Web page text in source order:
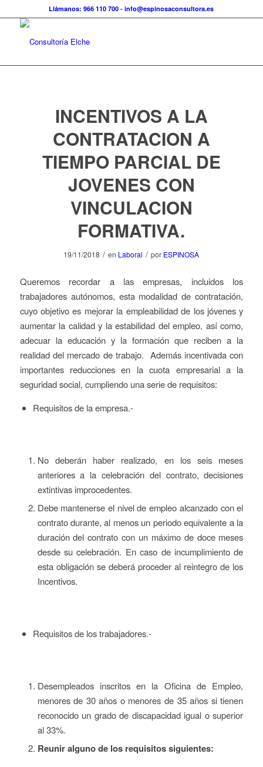
Llámanos: 966 110 700 -info@espinosaconsultora.es
INCENTIVOS A LA
CONTRATACION A
TIEMPO PARCIAL DE
JOVENES CON
VINCULACION
FORMATIVA.
19/11/2018 / en Laboral / por ESPINOSA
Queremos recordar a las empresas, incluidos los
trabajadores autónomos, esta modalidad de contratación,
cuyo objetivo es mejorar la empleabilidad de los jóvenes y
aumentar la calidad y la estabilidad del empleo, así como,
adecuar la educación y la formación que reciben a la
realidad del mercado de trabajo. Además incentivada con
importantes reducciones en la cuota empresarial a la
seguridad social, cumpliendo una serie de requisitos:
Requisitos de la empresa.-
No deberán haber realizado, en los seis meses
anteriores a la celebración del contrato, decisiones
extintivas improcedentes.
Debe mantenerse el nivel de empleo alcanzado con el
contrato durante, al menos un periodo equivalente a la
duración del contrato con un máximo de doce meses
desde su celebración. En caso de incumplimiento de
esta obligación se deberá proceder al reintegro de los
Incentivos.
Requisitos de los trabajadores.-
Desempleados inscritos en la Oficina de Empleo,
menores de 30 años o menores de 35 años si tienen
reconocido un grado de discapacidad igual o superior
al 33%.
Reunir alguno de los requisitos siguientes: